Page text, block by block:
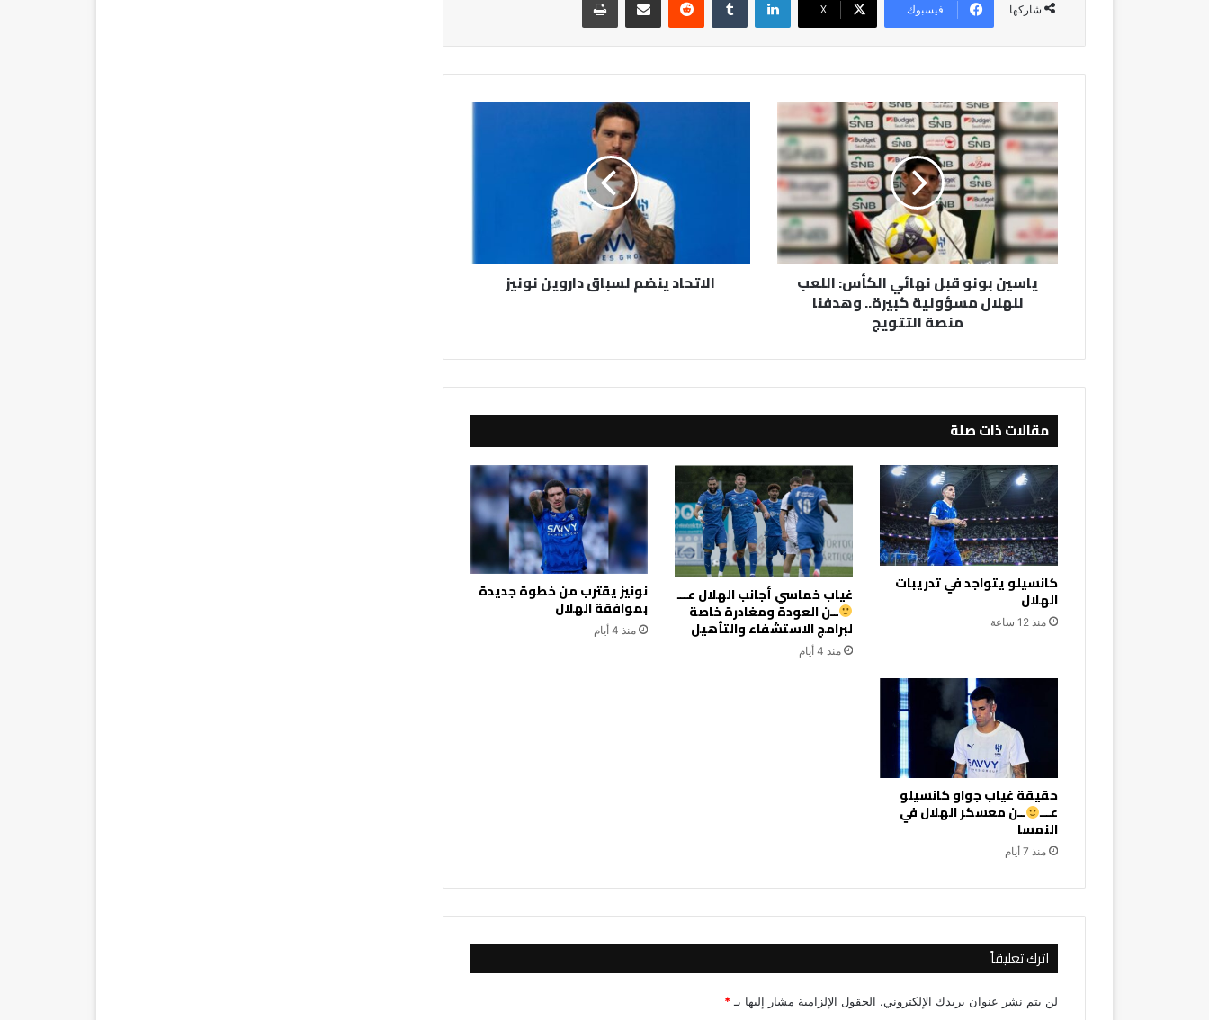
شاركها فيسبوك ‫X
ياسين
بونو
قبل
نهائي
الكأس:
اللعب
مسؤولية
كبيرة..
وهدفناياسين بونو قبل نهائي الكأس: اللعب
للهلال مسؤولية كبيرة.. وهدفنا
منصة التتويج
الاتحاد ينضم لسباق داروين نونيز
مقالات ذات صلة
كانسيلو يتواجد في تدريبات
الهلال
منذ 12 ساعة
غياب خماسي أجانب الهلال عـــ
ــن العودة ومغادرة خاصة
لبرامج الاستشفاء والتأهيل
منذ 4 أيام
نونيز يقترب من خطوة جديدة
بموافقة الهلال
منذ 4 أيام
حقيقة غياب جواو كانسيلو
عـــ ــن معسكر الهلال في
النمسا
منذ 7 أيام
اترك تعليقاً
لن يتم نشر عنوان بريدك الإلكتروني. الحقول الإلزامية مشار إليها بـ*